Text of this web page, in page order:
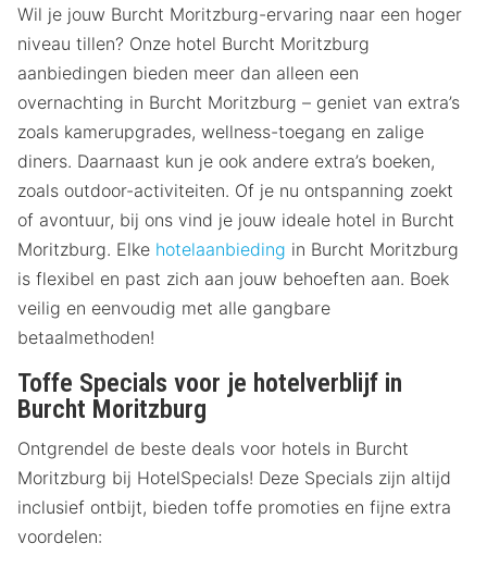
Wil je jouw Burcht Moritzburg-ervaring naar een hoger
niveau tillen? Onze hotel Burcht Moritzburg
aanbiedingen bieden meer dan alleen een
overnachting in Burcht Moritzburg – geniet van extra’s
zoals kamerupgrades, wellness-toegang en zalige
diners. Daarnaast kun je ook andere extra’s boeken,
zoals outdoor-activiteiten. Of je nu ontspanning zoekt
of avontuur, bij ons vind je jouw ideale hotel in Burcht
Moritzburg. Elke hotelaanbieding in Burcht Moritzburg
is flexibel en past zich aan jouw behoeften aan. Boek
veilig en eenvoudig met alle gangbare
betaalmethoden!
Toffe Specials voor je hotelverblijf in
Burcht Moritzburg
Ontgrendel de beste deals voor hotels in Burcht
Moritzburg bij HotelSpecials! Deze Specials zijn altijd
inclusief ontbijt, bieden toffe promoties en fijne extra
voordelen: